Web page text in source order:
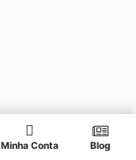
Minha Conta Blog